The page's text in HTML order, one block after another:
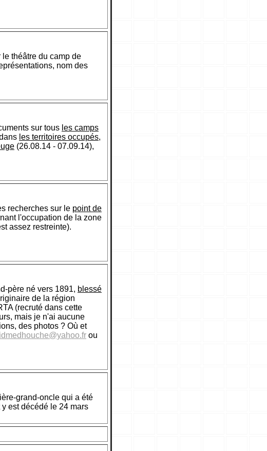
théâtre du camp de
nom des
sur tous les camps
les territoires occupés,
(26.08.14 - 07.09.14),
recherches sur le point de
l'occupation de la zone
assez restreinte).
père né vers 1891, blessé
de la région
(recruté dans cette
mais je n'ai aucune
des photos ? Où et
ou
grand-oncle qui a été
est décédé le 24 mars